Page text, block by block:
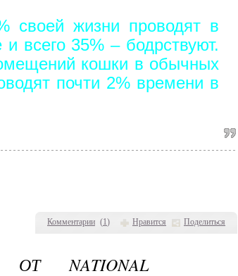
Комментарии (1) Нравится Поделиться
своей жизни проводят в
всего 35% – бодрствуют.
кошки в обычных
почти 2% времени в
NATIONAL